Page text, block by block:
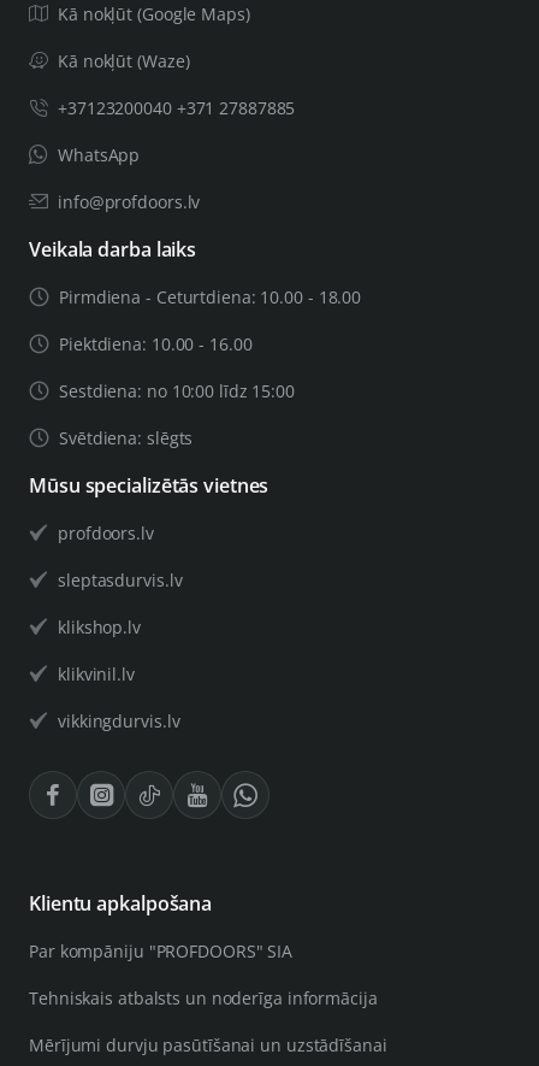
Kā nokļūt (Google Maps)
Kā nokļūt (Waze)
+37123200040 +371 27887885
WhatsApp
info@profdoors.lv
Veikala darba laiks
Pirmdiena - Ceturtdiena: 10.00 - 18.00
Piektdiena: 10.00 - 16.00
Sestdiena: no 10:00 līdz 15:00
Svētdiena: slēgts
Mūsu specializētās vietnes
profdoors.lv
sleptasdurvis.lv
klikshop.lv
klikvinil.lv
vikkingdurvis.lv
Klientu apkalpošana
Par kompāniju "PROFDOORS" SIA
Tehniskais atbalsts un noderīga informācija
Mērījumi durvju pasūtīšanai un uzstādīšanai